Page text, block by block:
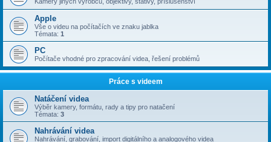
Apple
Vše o videu na počítačích ve znaku jablka
Témata: 1
PC
Počítače vhodné pro zpracování videa, řešení problémů
Práce s videem
Natáčení videa
Výběr kamery, formátu, rady a tipy pro natačení
Témata: 3
Nahrávání videa
Nahrávání, grabování, import digitálního a analogového videa